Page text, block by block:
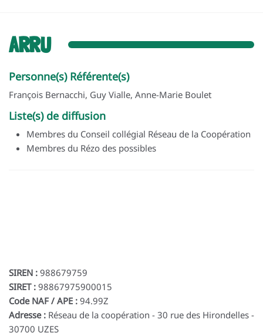
ARRU
Personne(s) Référente(s)
François Bernacchi, Guy Vialle, Anne-Marie Boulet
Liste(s) de diffusion
Membres du Conseil collégial Réseau de la Coopération
Membres du Rézo des possibles
SIREN : 988679759
SIRET : 98867975900015
Code NAF / APE : 94.99Z
Adresse : Réseau de la coopération - 30 rue des Hirondelles -
30700 UZES